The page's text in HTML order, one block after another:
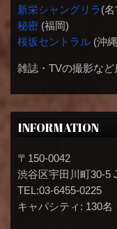
新栄シャングリラ(名
秘密(福岡)
桜坂セントラル(沖
雑誌・TVの撮影など
INFORMATION
〒150-0042
渋谷区宇田川町30-5
TEL:03-6455-0225
キャパシティ: 130名